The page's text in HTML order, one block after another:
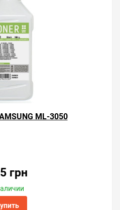
ML-3050 —
или напишите
ответим на вопросы и
ML-3050
грн